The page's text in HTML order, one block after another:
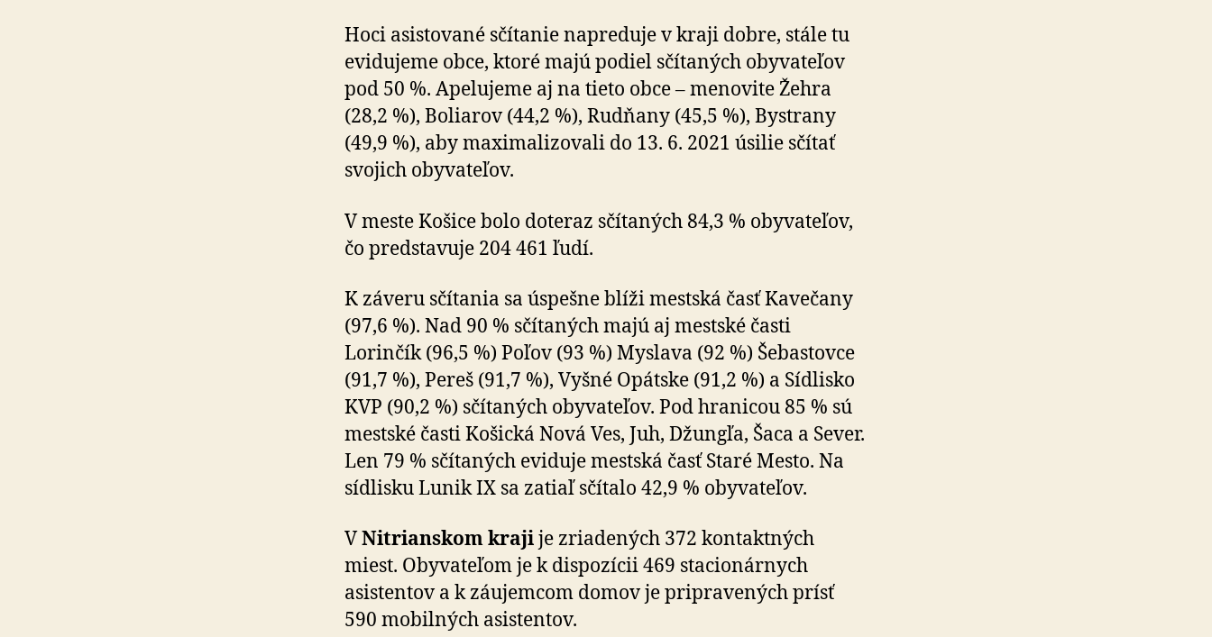
Hoci asistované sčítanie napreduje v kraji dobre, stále tu
evidujeme obce, ktoré majú podiel sčítaných obyvateľov
pod 50 %. Apelujeme aj na tieto obce – menovite Žehra
(28,2 %), Boliarov (44,2 %), Rudňany (45,5 %), Bystrany
(49,9 %), aby maximalizovali do 13. 6. 2021 úsilie sčítať
svojich obyvateľov.
V meste Košice bolo doteraz sčítaných 84,3 % obyvateľov,
čo predstavuje 204 461 ľudí.
K záveru sčítania sa úspešne blíži mestská časť Kavečany
(97,6 %). Nad 90 % sčítaných majú aj mestské časti
Lorinčík (96,5 %) Poľov (93 %) Myslava (92 %) Šebastovce
(91,7 %), Pereš (91,7 %), Vyšné Opátske (91,2 %) a Sídlisko
KVP (90,2 %) sčítaných obyvateľov. Pod hranicou 85 % sú
mestské časti Košická Nová Ves, Juh, Džungľa, Šaca a Sever.
Len 79 % sčítaných eviduje mestská časť Staré Mesto. Na
sídlisku Lunik IX sa zatiaľ sčítalo 42,9 % obyvateľov.
VNitrianskom krajije zriadených 372 kontaktných
miest. Obyvateľom je k dispozícii 469 stacionárnych
asistentov a k záujemcom domov je pripravených prísť
590 mobilných asistentov.